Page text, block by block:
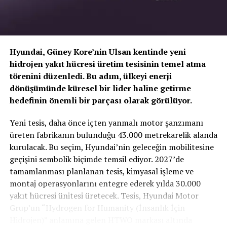
Sport ile Yere Basıyor
Türkiye’nin otomobiliTOGG T10Xgibi yüksek tork
değerlerine sahip elektrikli araçlarda, lastiğin zemine
tutunma kabiliyeti çok daha kritiktir.E-carturkiyeekibi
olarak bizzat deneyimlediğimizPetlas Snowmaster 2
Sport, performans odaklı yapısıyla elektrikli araçların
Hyundai, Güney Kore’nin Ulsan kentinde yeni
hidrojen yakıt hücresi üretim tesisinin temel atma
törenini düzenledi. Bu adım, ülkeyi enerji
dönüşümünde küresel bir lider haline getirme
hedefinin önemli bir parçası olarak görülüyor.
Yeni tesis, daha önce içten yanmalı motor şanzımanı
üreten fabrikanın bulunduğu 43.000 metrekarelik alanda
kurulacak. Bu seçim, Hyundai’nin geleceğin mobilitesine
geçişini sembolik biçimde temsil ediyor. 2027’de
tamamlanması planlanan tesis, kimyasal işleme ve
montaj operasyonlarını entegre ederek yılda 30.000
yakıt hücresi ünitesi üretecek. Tesis, Hyundai Motor
Grup’un “Hydrogen for Humanity (İnsanlık İçin